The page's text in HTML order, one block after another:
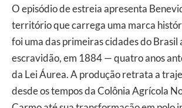
O episódio de estreia apresenta
território que carrega uma marca
foi uma das primeiras cidades do Brasil
escravidão, em 1884 — quatro anos
da Lei Áurea. A produção retrata a
desde os tempos da Colônia Agrícola